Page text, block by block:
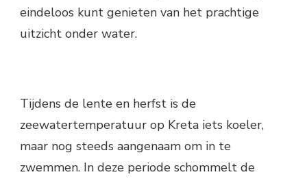
eindeloos kunt genieten van het prachtige
uitzicht onder water.
Tijdens de lente en herfst is de
zeewatertemperatuur op Kreta iets koeler,
maar nog steeds aangenaam om in te
zwemmen. In deze periode schommelt de